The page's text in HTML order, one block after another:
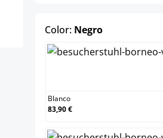
Color: Negroselect
Blanco
83,90 €